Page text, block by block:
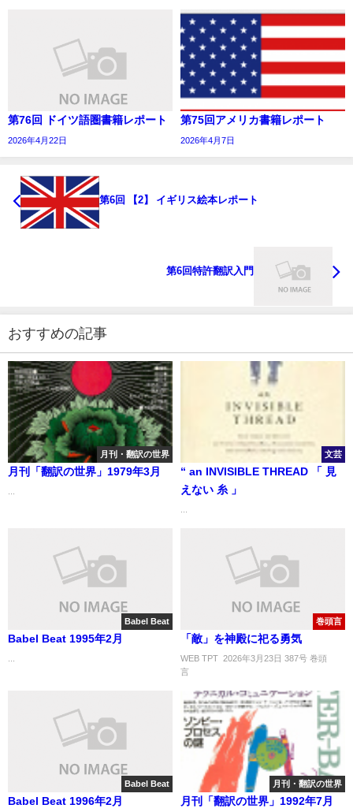
第76回 ドイツ語圏書籍レポート
2026年4月22日
第75回アメリカ書籍レポート
2026年4月7日
第6回 【2】 イギリス絵本レポート
第6回特許翻訳入門
おすすめの記事
月刊・翻訳の世界
月刊「翻訳の世界」1979年3月
文芸
“ an INVISIBLE THREAD 「 見
えない 糸 」
Babel Beat
Babel Beat 1995年2月
巻頭言
「敵」を神殿に祀る勇気
WEB TPT 2026年3月23日 387号 巻頭
Babel Beat
Babel Beat 1996年2月
月刊・翻訳の世界
月刊「翻訳の世界」1992年7月